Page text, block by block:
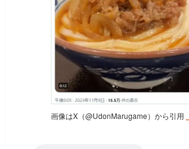
画像はX（@UdonMarugame）から引用